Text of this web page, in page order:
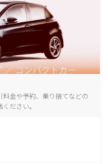
金や予約、乗り捨てなどの
ださい。